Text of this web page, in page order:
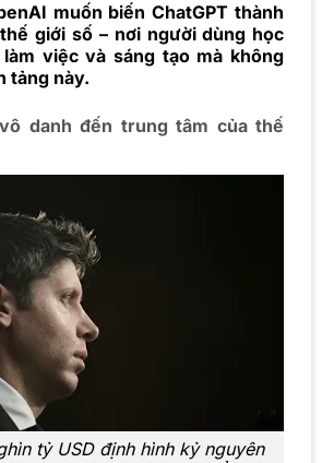
muốn biến ChatGPT thành
giới số – nơi người dùng học
việc và sáng tạo mà không
tảng này.
danh đến trung tâm của thế
tỷ USD định hình kỷ nguyên